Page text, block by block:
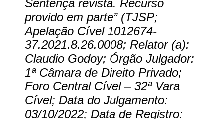
Sentença revista. Recurso
provido em parte” (TJSP;
Apelação Cível 1012674-
37.2021.8.26.0008; Relator (a):
Claudio Godoy; Órgão Julgador:
1ª Câmara de Direito Privado;
Foro Central Cível – 32ª Vara
Cível; Data do Julgamento:
03/10/2022; Data de Registro: